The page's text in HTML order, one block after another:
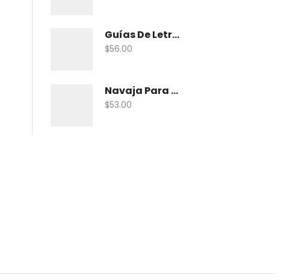
Guías De Letras Maped 38005 No. 5
$56.00
Navaja Para Exacto Olfa Asbb-10 C/10 Nav
$53.00